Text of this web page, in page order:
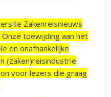
Zakenreisnieuws
toewijding aan het
en onafhankelijke
(zaken)reisindustrie
voor lezers die graag